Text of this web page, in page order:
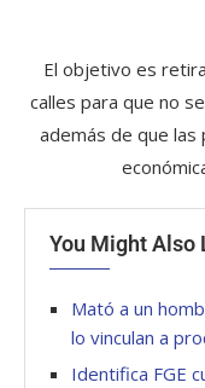
El objetivo es
calles para que no
además de que las
You Might Also
Mató a un
lo vinculan a
Identifica FGE